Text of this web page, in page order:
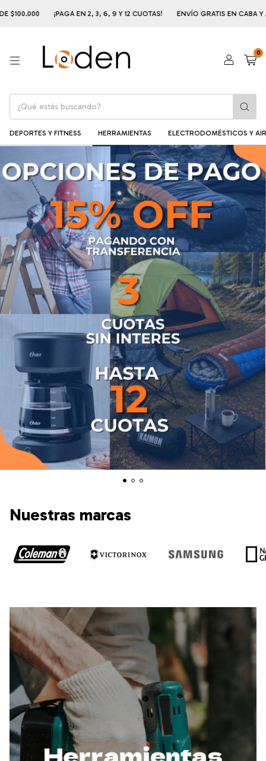
¡PAGA EN 2, 3, 6, 9 Y 12 CUOTAS! ENVÍO GRATIS EN CABA Y AMBA A
0
DEPORTES Y FITNESS HERRAMIENTAS ELECTRODOMÉSTICOS Y
Nuestras marcas